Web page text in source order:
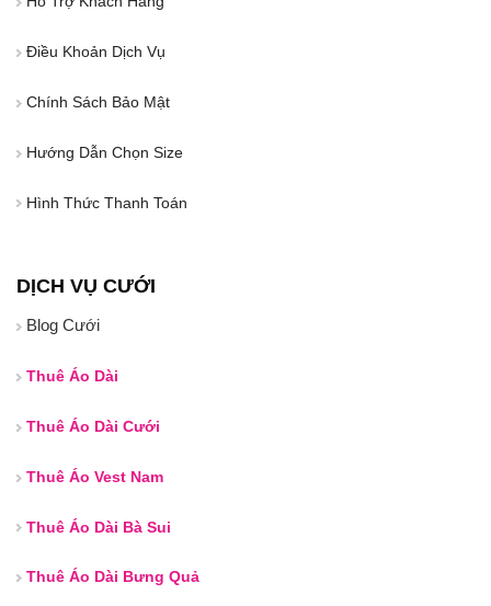
Điều Khoản Dịch Vụ
Chính Sách Bảo Mật
Hướng Dẫn Chọn Size
Hình Thức Thanh Toán
DỊCH VỤ CƯỚI
Blog Cưới
Thuê Áo Dài
Thuê Áo Dài Cưới
Thuê Áo Vest Nam
Thuê Áo Dài Bà Sui
Thuê Áo Dài Bưng Quả